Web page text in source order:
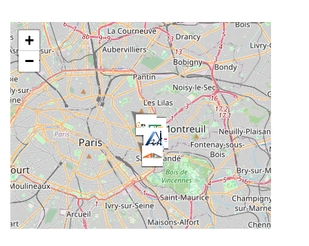
+
−